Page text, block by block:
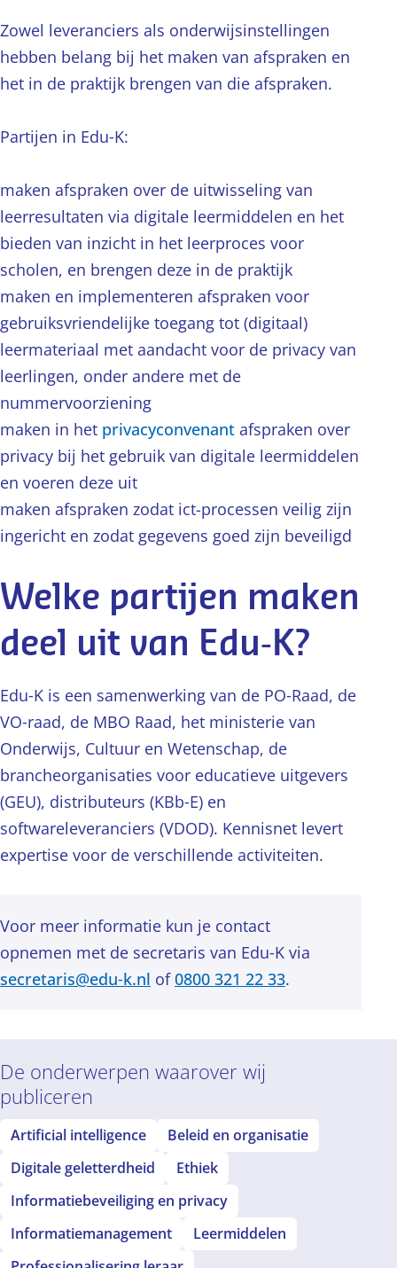
Zowel leveranciers als onderwijsinstellingen
hebben belang bij het maken van afspraken en
het in de praktijk brengen van die afspraken.
Partijen in Edu‑K:
maken afspraken over de uitwisseling van
leerresultaten via digitale leermiddelen en het
bieden van inzicht in het leerproces voor
scholen, en brengen deze in de praktijk
maken en implementeren afspraken voor
gebruiksvriendelijke toegang tot (digitaal)
leermateriaal met aandacht voor de privacy van
leerlingen, onder andere met de
nummervoorziening
maken in het privacyconvenant afspraken over
privacy bij het gebruik van digitale leermiddelen
en voeren deze uit
maken afspraken zodat ict-processen veilig zijn
ingericht en zodat gegevens goed zijn beveiligd
Welke partijen maken
deel uit van Edu‑K?
Edu‑K is een samenwerking van de PO‑Raad, de
VO‑raad, de MBO Raad, het ministerie van
Onderwijs, Cultuur en Wetenschap, de
brancheorganisaties voor educatieve uitgevers
(GEU), distributeurs (KBb‑E) en
softwareleveranciers (VDOD). Kennisnet levert
expertise voor de verschillende activiteiten.
Voor meer informatie kun je contact
opnemen met de secretaris van Edu‑K via
secretaris@edu‑k.nl of0800 321 22 33.
De onderwerpen waarover wij
publiceren
Artificial intelligence
Beleid en organisatie
Digitale geletterdheid
Ethiek
Informatiebeveiliging en privacy
Informatiemanagement
Leermiddelen